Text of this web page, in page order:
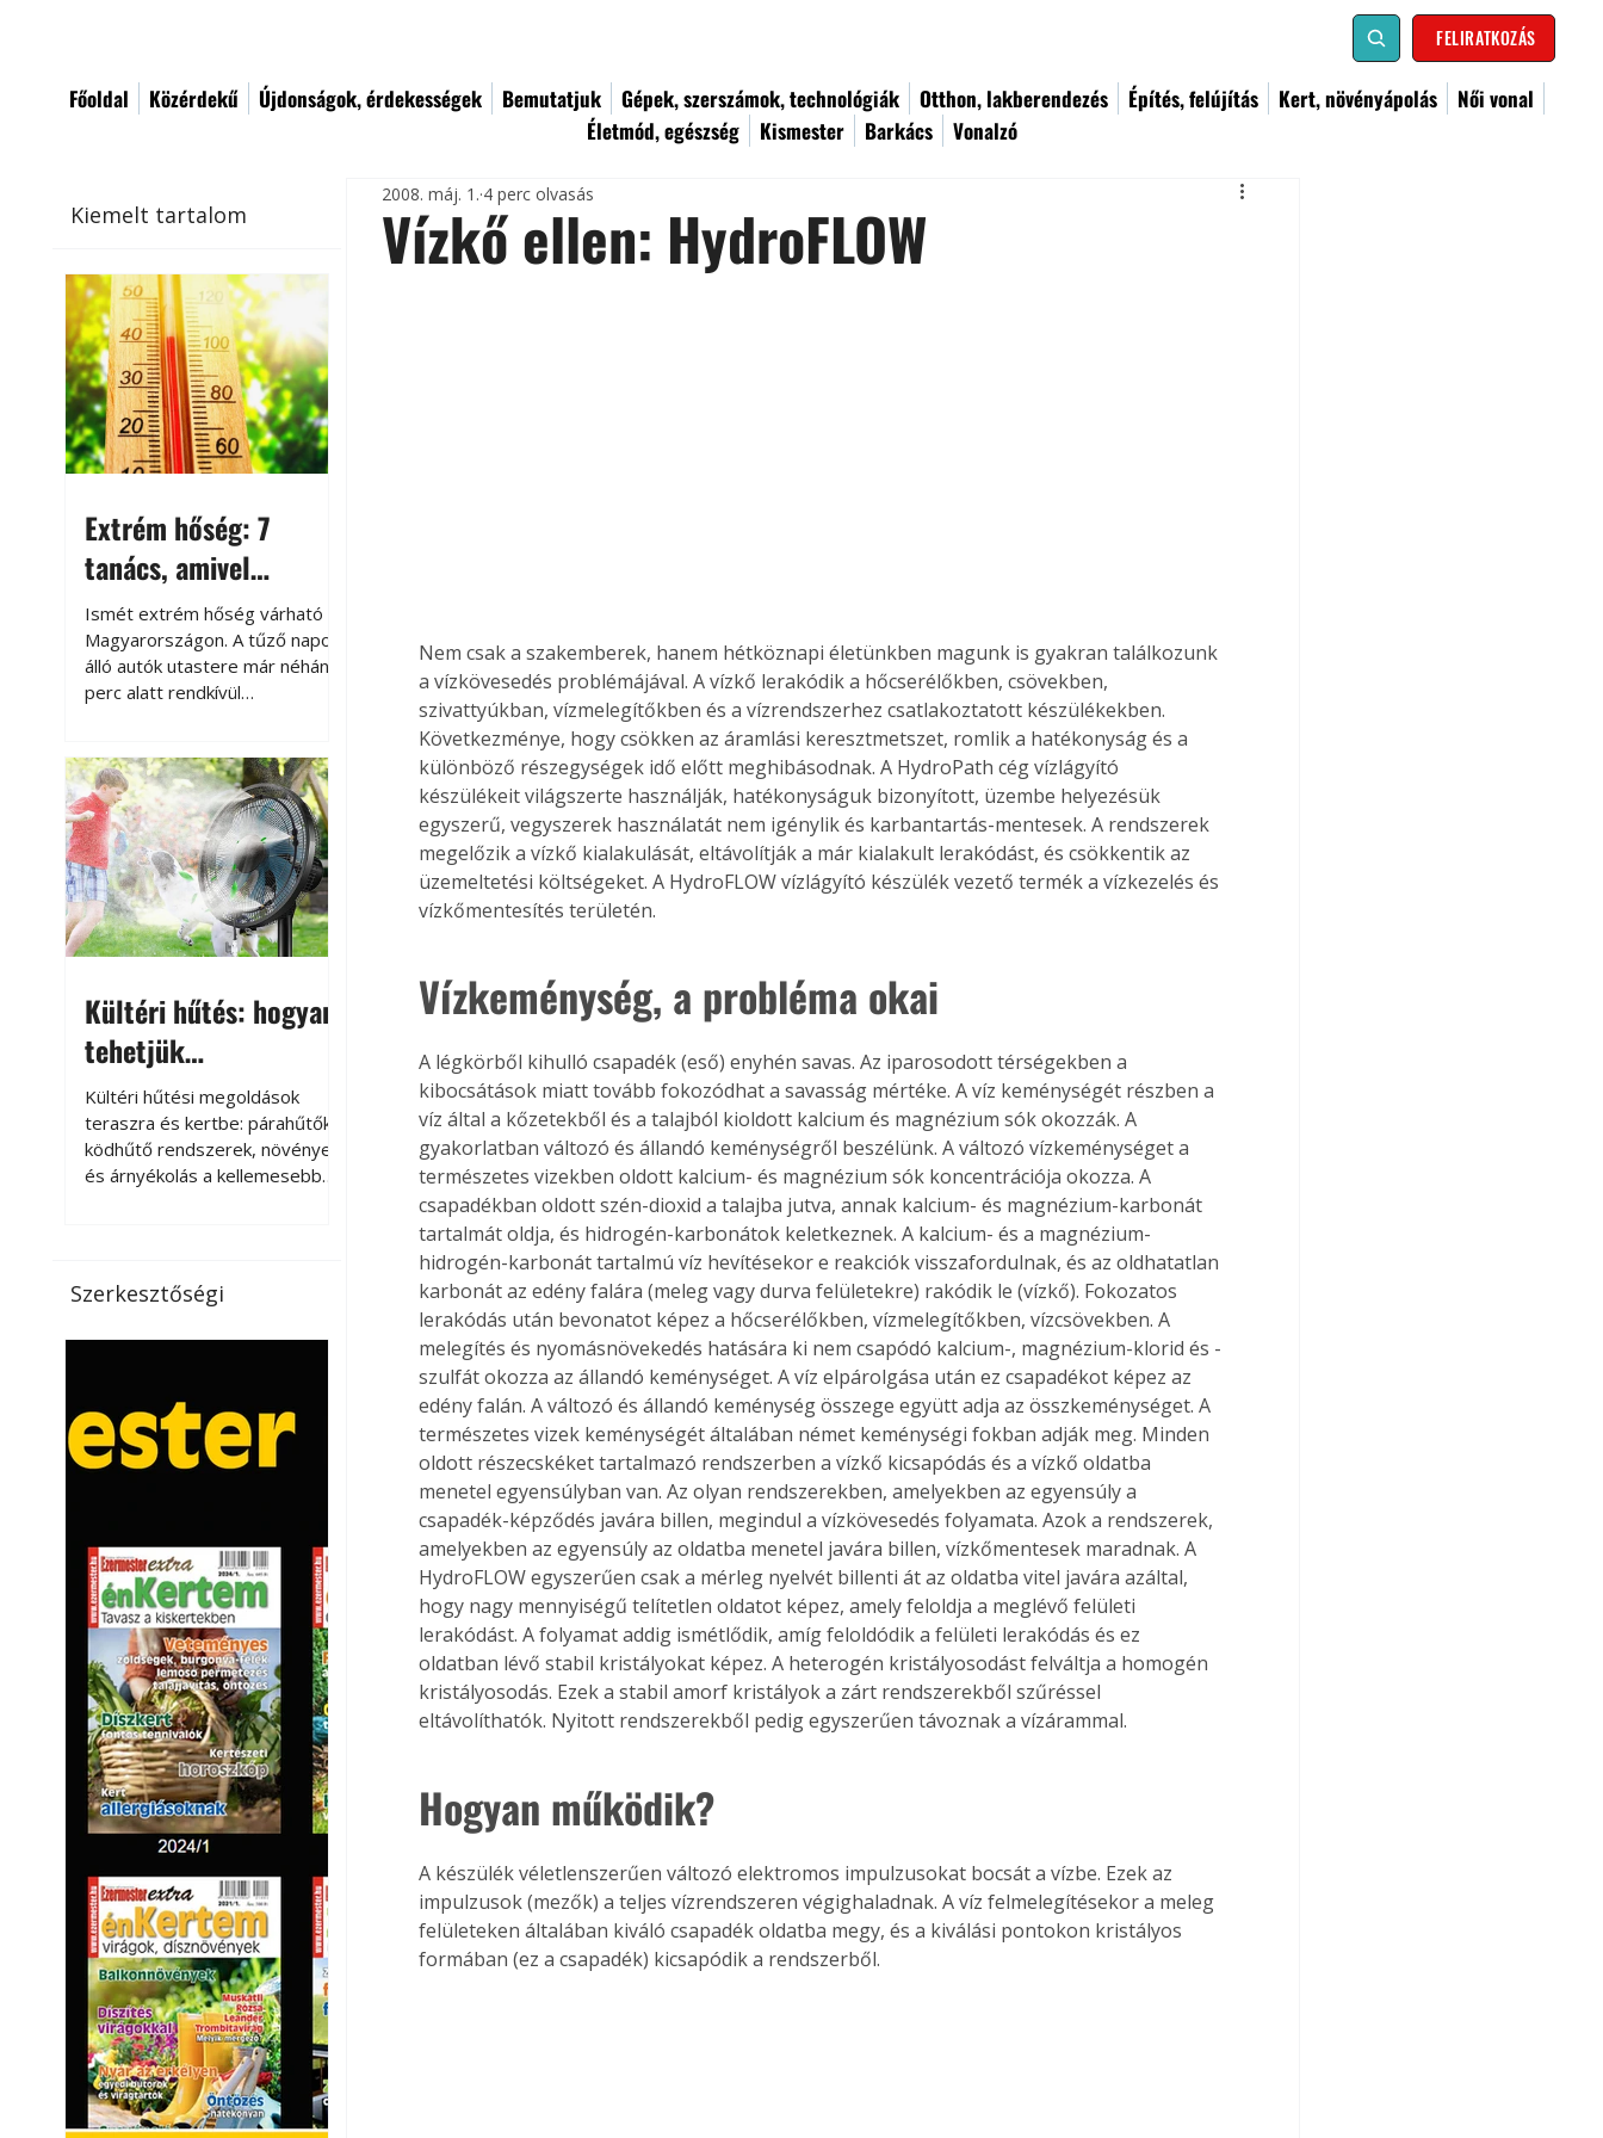
FELIRATKOZÁS
Főoldal Közérdekű Újdonságok, érdekességek Bemutatjuk Gépek, szerszámok, technológiák Otthon, lakberendezés Építés, felújítás Kert, növényápolás
Női vonal
Életmód, egészség
Kismester Barkács Vonalzó
Kiemelt tartalom
Extrém hőség: 7
tanács, amivel
megóvhatjuk
autónkat a nyári
károktól
Ismét extrém hőség várható
Magyarországon. A tűző napon
álló autók utastere már néhány
perc alatt rendkívül
megközelítheti. Ez nemcsak a
beszállást teszi kellemetlenné,
hanem az autó állapotára és a
benne hagyott tárgyakra is
káros hatással lehet. Néhány
egyszerű óvintézkedéssel
azonban jelentősen
csökkenthetjük a hőség káros
Kültéri hűtés: hogyan
tehetjük
kellemesebbé a
teraszt és a kertet?
Kültéri hűtési megoldások
teraszra és kertbe: párahűtők,
ködhűtő rendszerek, növények
és árnyékolás a kellemesebb
jelentőséget kapott, ahogy a
nyári hőhullámok gyakoribbá és
a megoldást a meleg ellen, ma
már egyre többen keresnek
olyan kültéri hűtési
vendégl
Szerkesztőségi
Vízkő ellen: HydroFLOW
2008. máj. 1. 4 perc olvasás
Nem csak a szakemberek, hanem hétköznapi életünkben magunk is gyakran találkozunk
a vízkövesedés problémájával. A vízkő lerakódik a hőcserélőkben, csövekben,
szivattyúkban, vízmelegítőkben és a vízrendszerhez csatlakoztatott készülékekben.
Következménye, hogy csökken az áramlási keresztmetszet, romlik a hatékonyság és a
különböző részegységek idő előtt meghibásodnak. A HydroPath cég vízlágyító
készülékeit világszerte használják, hatékonyságuk bizonyított, üzembe helyezésük
egyszerű, vegyszerek használatát nem igénylik és karbantartás-mentesek. A rendszerek
megelőzik a vízkő kialakulását, eltávolítják a már kialakult lerakódást, és csökkentik az
üzemeltetési költségeket. A HydroFLOW vízlágyító készülék vezető termék a vízkezelés és
vízkőmentesítés területén.
Vízkeménység, a probléma okai
A légkörből kihulló csapadék (eső) enyhén savas. Az iparosodott térségekben a
kibocsátások miatt tovább fokozódhat a savasság mértéke. A víz keménységét részben a
víz által a kőzetekből és a talajból kioldott kalcium és magnézium sók okozzák. A
gyakorlatban változó és állandó keménységről beszélünk. A változó vízkeménységet a
természetes vizekben oldott kalcium- és magnézium sók koncentrációja okozza. A
csapadékban oldott szén-dioxid a talajba jutva, annak kalcium- és magnézium-karbonát
tartalmát oldja, és hidrogén-karbonátok keletkeznek. A kalcium- és a magnézium-
hidrogén-karbonát tartalmú víz hevítésekor e reakciók visszafordulnak, és az oldhatatlan
karbonát az edény falára (meleg vagy durva felületekre) rakódik le (vízkő). Fokozatos
lerakódás után bevonatot képez a hőcserélőkben, vízmelegítőkben, vízcsövekben. A
melegítés és nyomásnövekedés hatására ki nem csapódó kalcium-, magnézium-klorid és -
szulfát okozza az állandó keménységet. A víz elpárolgása után ez csapadékot képez az
edény falán. A változó és állandó keménység összege együtt adja az összkeménységet. A
természetes vizek keménységét általában német keménységi fokban adják meg. Minden
oldott részecskéket tartalmazó rendszerben a vízkő kicsapódás és a vízkő oldatba
menetel egyensúlyban van. Az olyan rendszerekben, amelyekben az egyensúly a
csapadék-képződés javára billen, megindul a vízkövesedés folyamata. Azok a rendszerek,
amelyekben az egyensúly az oldatba menetel javára billen, vízkőmentesek maradnak. A
HydroFLOW egyszerűen csak a mérleg nyelvét billenti át az oldatba vitel javára azáltal,
hogy nagy mennyiségű telítetlen oldatot képez, amely feloldja a meglévő felületi
lerakódást. A folyamat addig ismétlődik, amíg feloldódik a felületi lerakódás és ez
oldatban lévő stabil kristályokat képez. A heterogén kristályosodást felváltja a homogén
kristályosodás. Ezek a stabil amorf kristályok a zárt rendszerekből szűréssel
eltávolíthatók. Nyitott rendszerekből pedig egyszerűen távoznak a vízárammal.
Hogyan működik?
A készülék véletlenszerűen változó elektromos impulzusokat bocsát a vízbe. Ezek az
impulzusok (mezők) a teljes vízrendszeren végighaladnak. A víz felmelegítésekor a meleg
felületeken általában kiváló csapadék oldatba megy, és a kiválási pontokon kristályos
formában (ez a csapadék) kicsapódik a rendszerből.